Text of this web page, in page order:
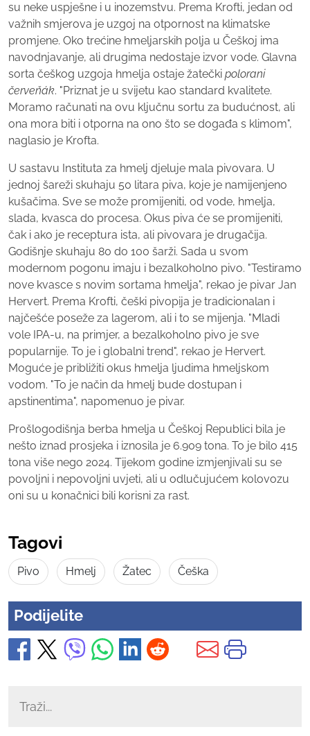
su neke uspješne i u inozemstvu. Prema Krofti, jedan od
važnih smjerova je uzgoj na otpornost na klimatske
promjene. Oko trećine hmeljarskih polja u Češkoj ima
navodnjavanje, ali drugima nedostaje izvor vode. Glavna
sorta češkog uzgoja hmelja ostaje žatečki polorani
červeňák. "Priznat je u svijetu kao standard kvalitete.
Moramo računati na ovu ključnu sortu za budućnost, ali
ona mora biti i otporna na ono što se događa s klimom",
naglasio je Krofta.
U sastavu Instituta za hmelj djeluje mala pivovara. U
jednoj šareži skuhaju 50 litara piva, koje je namijenjeno
kušačima. Sve se može promijeniti, od vode, hmelja,
slada, kvasca do procesa. Okus piva će se promijeniti,
čak i ako je receptura ista, ali pivovara je drugačija.
Godišnje skuhaju 80 do 100 šarži. Sada u svom
modernom pogonu imaju i bezalkoholno pivo. "Testiramo
nove kvasce s novim sortama hmelja", rekao je pivar Jan
Hervert. Prema Krofti, češki pivopija je tradicionalan i
najčešće poseže za lagerom, ali i to se mijenja. "Mladi
vole IPA-u, na primjer, a bezalkoholno pivo je sve
popularnije. To je i globalni trend", rekao je Hervert.
Moguće je približiti okus hmelja ljudima hmeljskom
vodom. "To je način da hmelj bude dostupan i
apstinentima", napomenuo je pivar.
Prošlogodišnja berba hmelja u Češkoj Republici bila je
nešto iznad prosjeka i iznosila je 6.909 tona. To je bilo 415
tona više nego 2024. Tijekom godine izmjenjivali su se
povoljni i nepovoljni uvjeti, ali u odlučujućem kolovozu
oni su u konačnici bili korisni za rast.
Tagovi
Pivo Hmelj Žatec Češka
Podijelite